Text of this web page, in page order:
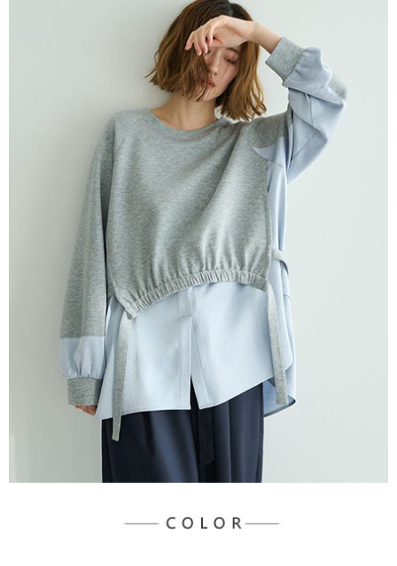
1.分期款項不併入電信帳單，「大哥付你分期」於每月結算日後寄送繳費提
2.透過簡訊連結打開帳單後，可選擇「超商條碼／台灣大直營門市／銀行轉
帳／街口支付／iPASS MONEY」等通路繳費。
1.本服務係由「台灣大哥大股份有限公司」（以下簡稱本公司）所提供，讓
用戶於交易時，得透過本服務購買商品或服務，並由商店將買賣／分期付款
買賣價金債權讓與本公司後，依約使用本公司帳單繳交帳款。
2.基於同意付款使用「大哥付你分期」之契約關係目的，商店將以您的個人
資料（包含姓名、電話或地址）提供予台灣大哥大進項蒐集、處理及利用，
由本公司與您本人進行分期帳單所需資料之確認、核對及更正。
3.完整用戶服務條款，請詳閱以下連結：
https://oppay.tw/userRule
３．安心：先確認商品／服務後，再付款。
【「AFTEE先享後付」結帳流程】
１．於結帳方式選擇「AFTEE先享後付」後，將跳轉至「AFTEE先享後付」
結帳頁面，進行簡訊認證並確認金額後，即可完成結帳。
２．訂單成立數日內，您將收到繳費通知簡訊。
３．收到繳費通知簡訊後14天內，點擊此簡訊中的連結，可透過四大超商／
ATM／網路銀行／等多元方式進行付款，方視為交易完成。
※ 請注意：結帳手續完成當下不需立刻繳費，但若您需要取消訂單，請聯絡
購買商品的店家。未經商家同意取消之訂單仍視為有效，需透過AFTEE先享
後付繳納相關費用。
※ 交易是否成功請以「AFTEE先享後付 」之結帳頁面顯示為準，若有關於
是否繳費成功／繳費後需取消欲退款等相關疑問，請聯繫「AFTEE先享後付
客戶支援中心」
https://netprotections.freshdesk.com/support/home
１．透過由恩沛科技股份有限公司提供之「AFTEE先享後付」服務完成之交
易，需依本服務之必要範圍內提供個人資料，並將交易相關給付款項請求債
權轉讓予恩沛科技股份有限公司。
２．關於個人資料處理事宜，請瀏覽以下網址：
https://aftee.tw/terms/#terms3
３．未成年的使用者請事先徵得法定代理人或監護人之同意方可使用
「AFTEE先享後付」，若未經同意申辦者引起之損失，本公司不負相關責
４．使用「AFTEE先享後付」時，將依據個別帳號之用戶狀況，依本公司即
時審查核予不同之上限額度；若仍有額度不足之情形，本公司將視審查結果
請求用戶進行身份認證。
５．嚴禁一人註冊多個帳號或使用他人資訊註冊。若發現惡意使用之情形，
恩沛科技股份有限公司將有權停止該用戶之使用額度並採取法律行動。
每筆NT$60，滿NT$388(含以上)免運費
每筆NT$60，滿NT$388(含以上)免運費
每筆NT$60，滿NT$888(含以上)免運費
萊爾富純取貨
每筆NT$60，滿NT$888(含以上)免運費
7-11取貨付款
每筆NT$60，滿NT$888(含以上)免運費
7-11純取貨
每筆NT$60，滿NT$888(含以上)免運費
每筆NT$90，滿NT$888(含以上)免運費